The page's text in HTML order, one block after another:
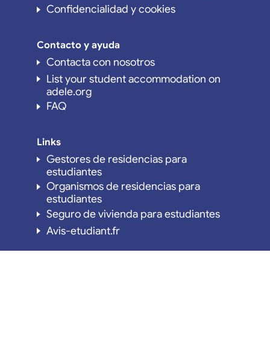
Confidencialidad y cookies
Contacto y ayuda
Contacta con nosotros
List your student accommodation on
adele.org
FAQ
Links
Gestores de residencias para
estudiantes
Organismos de residencias para
estudiantes
Seguro de vivienda para estudiantes
Avis-etudiant.fr